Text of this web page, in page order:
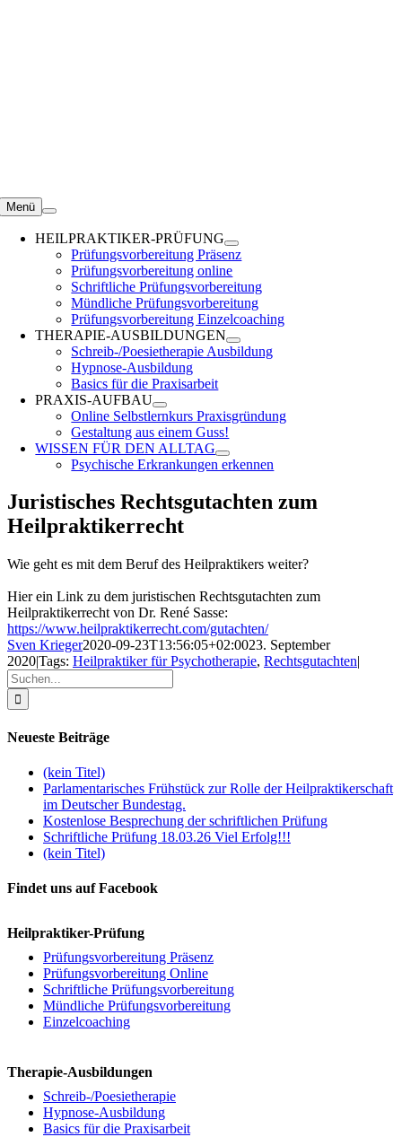
Menü
HEILPRAKTIKER-PRÜFUNG
Prüfungsvorbereitung Präsenz
Prüfungsvorbereitung online
Schriftliche Prüfungsvorbereitung
Mündliche Prüfungsvorbereitung
Prüfungsvorbereitung Einzelcoaching
THERAPIE-AUSBILDUNGEN
Schreib-/Poesietherapie Ausbildung
Hypnose-Ausbildung
Basics für die Praxisarbeit
PRAXIS-AUFBAU
Online Selbstlernkurs Praxisgründung
Gestaltung aus einem Guss!
WISSEN FÜR DEN ALLTAG
Psychische Erkrankungen erkennen
Juristisches Rechtsgutachten zum
Heilpraktikerrecht
Wie geht es mit dem Beruf des Heilpraktikers weiter?
Hier ein Link zu dem juristischen Rechtsgutachten zum
Heilpraktikerrecht von Dr. René Sasse:
https://www.heilpraktikerrecht.com/gutachten/
Sven Krieger2020-09-23T13:56:05+02:0023. September
2020|Tags: Heilpraktiker für Psychotherapie, Rechtsgutachten|
Suche
nach:
Neueste Beiträge
(kein Titel)
Parlamentarisches Frühstück zur Rolle der Heilpraktikerschaft
im Deutscher Bundestag.
Kostenlose Besprechung der schriftlichen Prüfung
Schriftliche Prüfung 18.03.26 Viel Erfolg!!!
(kein Titel)
Findet uns auf Facebook
Heilpraktiker-Prüfung
Prüfungsvorbereitung Präsenz
Prüfungsvorbereitung Online
Schriftliche Prüfungsvorbereitung
Mündliche Prüfungsvorbereitung
Einzelcoaching
Therapie-Ausbildungen
Schreib-/Poesietherapie
Hypnose-Ausbildung
Basics für die Praxisarbeit